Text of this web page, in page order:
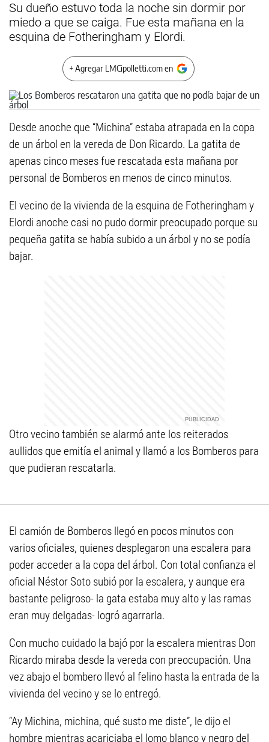
Su dueño estuvo toda la noche sin dormir por
miedo a que se caiga. Fue esta mañana en la
esquina de Fotheringham y Elordi.
+ Agregar LMCipolletti.com en
Desde anoche que “Michina” estaba atrapada en la copa
de un árbol en la vereda de Don Ricardo. La gatita de
apenas cinco meses fue rescatada esta mañana por
personal de Bomberos en menos de cinco minutos.
El vecino de la vivienda de la esquina de Fotheringham y
Elordi anoche casi no pudo dormir preocupado porque su
pequeña gatita se había subido a un árbol y no se podía
bajar.
Otro vecino también se alarmó ante los reiterados
aullidos que emitía el animal y llamó a los Bomberos para
que pudieran rescatarla.
El camión de Bomberos llegó en pocos minutos con
varios oficiales, quienes desplegaron una escalera para
poder acceder a la copa del árbol. Con total confianza el
oficial Néstor Soto subió por la escalera, y aunque era
bastante peligroso- la gata estaba muy alto y las ramas
eran muy delgadas- logró agarrarla.
Con mucho cuidado la bajó por la escalera mientras Don
Ricardo miraba desde la vereda con preocupación. Una
vez abajo el bombero llevó al felino hasta la entrada de la
vivienda del vecino y se lo entregó.
“Ay Michina, michina, qué susto me diste”, le dijo el
hombre mientras acariciaba el lomo blanco y negro del